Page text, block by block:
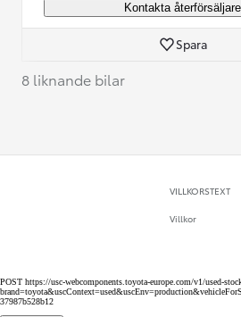
Kontakta återförsäljare
Spara
8 liknande bilar
VILLKORSTEXT
Villkor
POST https://usc-webcomponents.toyota-europe.com/v1/used-
37987b528b12